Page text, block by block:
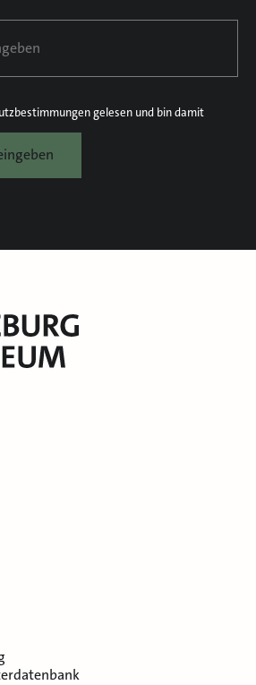
gelesen und bin damit